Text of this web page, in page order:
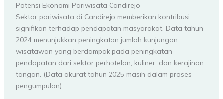
Potensi Ekonomi Pariwisata Candirejo
Sektor pariwisata di Candirejo memberikan kontribusi
signifikan terhadap pendapatan masyarakat. Data tahun
2024 menunjukkan peningkatan jumlah kunjungan
wisatawan yang berdampak pada peningkatan
pendapatan dari sektor perhotelan, kuliner, dan kerajinan
tangan. (Data akurat tahun 2025 masih dalam proses
pengumpulan).